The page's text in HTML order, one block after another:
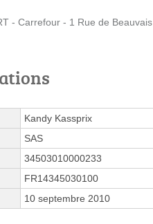
- Carrefour - 1 Rue de Beauvais
Kandy Kassprix
SAS
34503010000233
FR14345030100
10 septembre 2010